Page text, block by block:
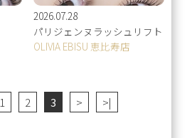
2026.07.28
パリジェンヌラッシュリフト
OLIVIA EBISU 恵比寿店
1 2 3 > >|